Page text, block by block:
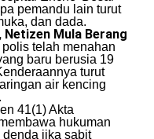
pemandu lain turut
dan dada.
Netizen Mula Berang
telah menahan
baru berusia 19
turut
air kencing
41(1) Akta
hukuman
jika sabit